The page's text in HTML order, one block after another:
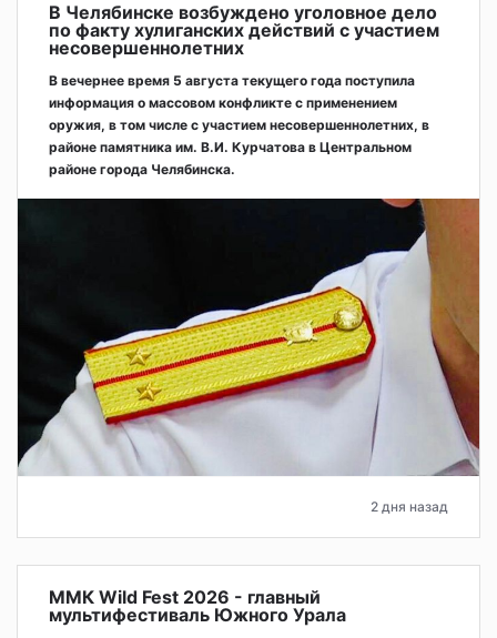
В Челябинске возбуждено уголовное дело
по факту хулиганских действий с участием
несовершеннолетних
В вечернее время 5 августа текущего года поступила
информация о массовом конфликте с применением
оружия, в том числе с участием несовершеннолетних, в
районе памятника им. В.И. Курчатова в Центральном
районе города Челябинска.
2 дня назад
ММК Wild Fest 2026 - главный
мультифестиваль Южного Урала